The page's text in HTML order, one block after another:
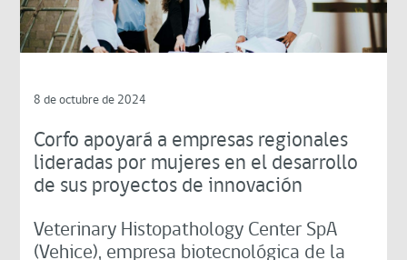
8 de octubre de 2024
Corfo apoyará a empresas regionales
lideradas por mujeres en el desarrollo
de sus proyectos de innovación
Veterinary Histopathology Center SpA
(Vehice), empresa biotecnológica de la